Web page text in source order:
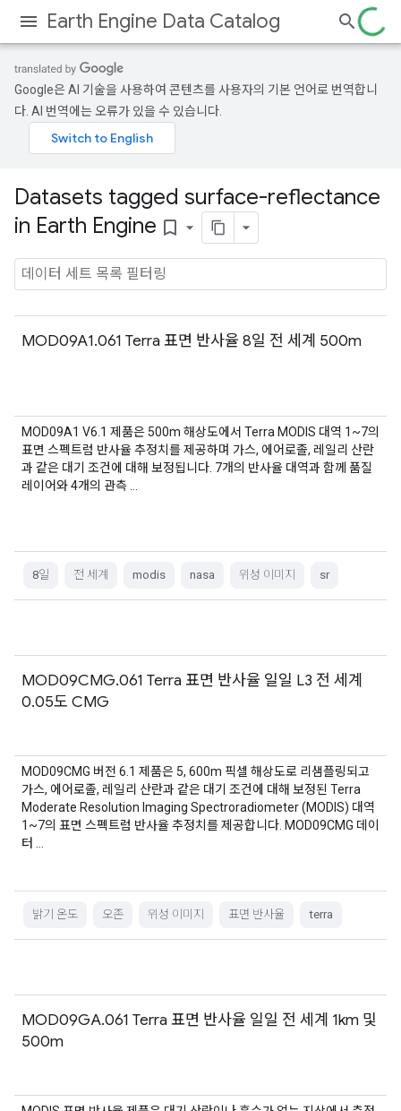
Earth Engine Data Catalog
Google은 AI 기술을 사용하여 콘텐츠를 사용자의 기본 언어로 번역합니
다. AI 번역에는 오류가 있을 수 있습니다.
Datasets tagged surface-reflectance
in Earth Engine bookmark_border
MOD09A1.061 Terra 표면 반사율 8일 전 세계 500m
MOD09A1 V6.1 제품은 500m 해상도에서 Terra MODIS 대역 1~7의
표면 스펙트럼 반사율 추정치를 제공하며 가스, 에어로졸, 레일리 산란
과 같은 대기 조건에 대해 보정됩니다. 7개의 반사율 대역과 함께 품질
레이어와 4개의 관측 …
8일 전 세계 modis nasa 위성 이미지 sr
MOD09CMG.061 Terra 표면 반사율 일일 L3 전 세계
0.05도 CMG
MOD09CMG 버전 6.1 제품은 5, 600m 픽셀 해상도로 리샘플링되고
가스, 에어로졸, 레일리 산란과 같은 대기 조건에 대해 보정된 Terra
Moderate Resolution Imaging Spectroradiometer (MODIS) 대역
1~7의 표면 스펙트럼 반사율 추정치를 제공합니다. MOD09CMG 데이
터 …
밝기 온도 오존 위성 이미지 표면 반사율 terra
MOD09GA.061 Terra 표면 반사율 일일 전 세계 1km 및
500m